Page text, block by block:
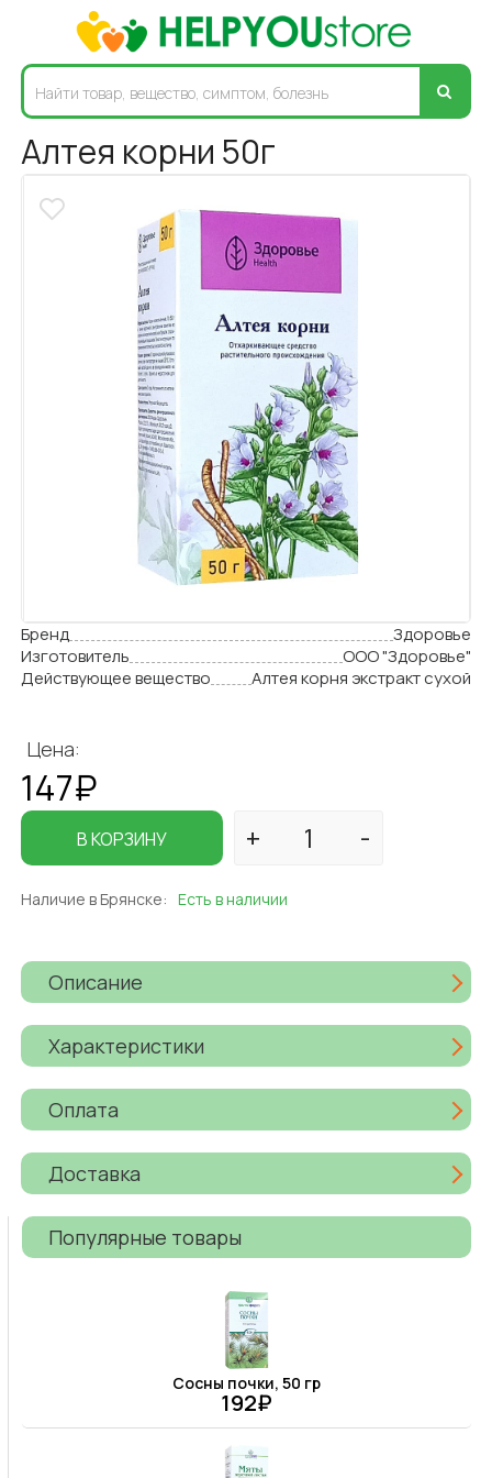
Алтея корни 50г
Бренд
Здоровье
Изготовитель
ООО "Здоровье"
Действующее вещество
Алтея корня экстракт сухой
Цена:
147₽
В КОРЗИНУ
Наличие в Брянске: Есть в наличии
Описание
Характеристики
Оплата
Доставка
Популярные товары
Сосны почки, 50 гр
192₽